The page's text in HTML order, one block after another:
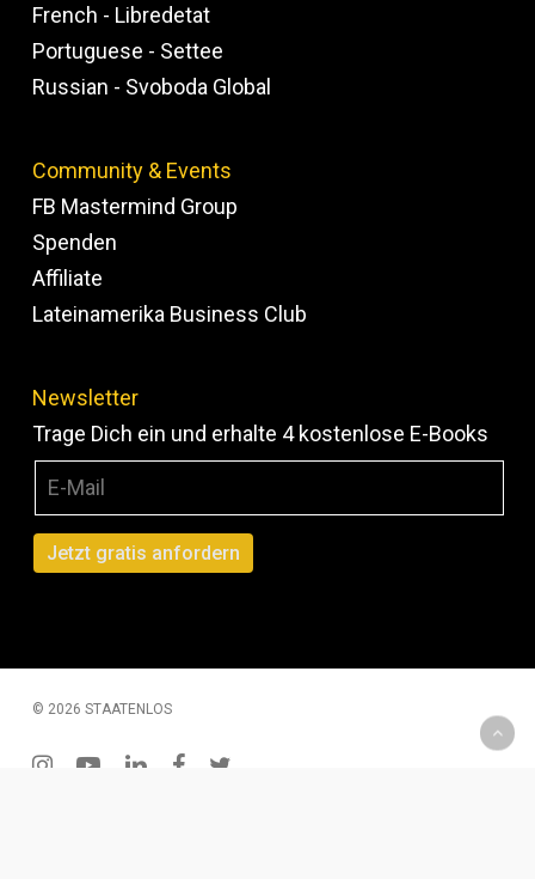
French - Libredetat
Portuguese - Settee
Russian - Svoboda Global
Community & Events
FB Mastermind Group
Spenden
Affiliate
Lateinamerika Business Club
Newsletter
Trage Dich ein und erhalte 4 kostenlose E-Books
© 2026 STAATENLOS
instagramyoutubelinkedinfacebook
twitter